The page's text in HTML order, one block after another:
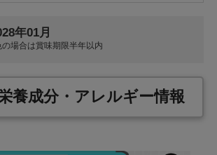
年01月
の場合は賞味期限半年以内
養成分・アレルギー情報